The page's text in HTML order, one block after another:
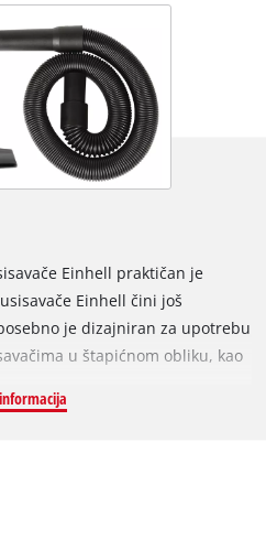
Einhell praktičan je
Einhell čini još
je dizajniran za upotrebu
u štapićnom obliku, kao
od 36 mm, nastavka za